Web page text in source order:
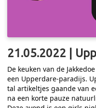
21.05.2022 |
De keuken van de
een Upperdare-paradijs.
tal artikeltjes gaande van
na een korte pauze